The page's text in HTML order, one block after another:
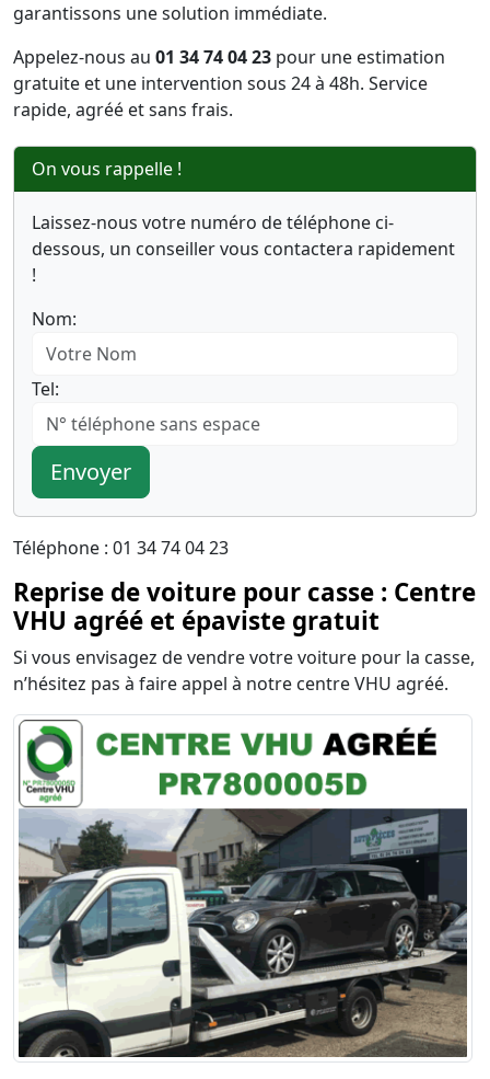
garantissons une solution immédiate.
Appelez-nous au 01 34 74 04 23 pour une estimation
gratuite et une intervention sous 24 à 48h. Service
rapide, agréé et sans frais.
On vous rappelle !
Laissez-nous votre numéro de téléphone ci-
dessous, un conseiller vous contactera rapidement
!
Nom:
Tel:
Envoyer
Téléphone : 01 34 74 04 23
Reprise de voiture pour casse : Centre
VHU agréé et épaviste gratuit
Si vous envisagez de vendre votre voiture pour la casse,
n’hésitez pas à faire appel à notre centre VHU agréé.